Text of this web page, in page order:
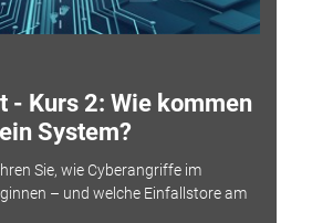
- Kurs 2: Wie kommen
System?
Sie, wie Cyberangriffe im
– und welche Einfallstore am